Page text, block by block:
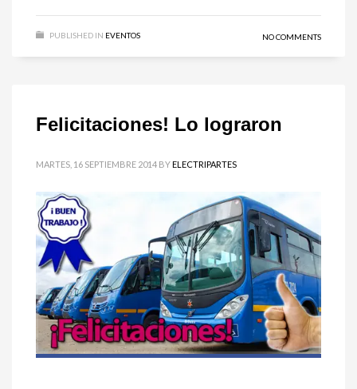
PUBLISHED IN EVENTOS NO COMMENTS
Felicitaciones! Lo lograron
MARTES, 16 SEPTIEMBRE 2014 BYELECTRIPARTES